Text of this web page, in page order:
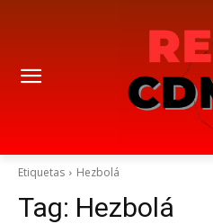
Etiquetas Hezbolá
Tag: Hezbolá